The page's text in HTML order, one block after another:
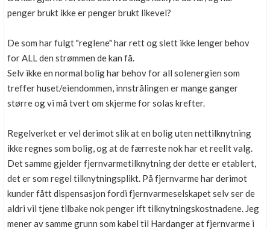
penger brukt ikke er penger brukt likevel?
De som har fulgt "reglene" har rett og slett ikke lenger behov
for ALL den strømmen de kan få.
Selv ikke en normal bolig har behov for all solenergien som
treffer huset/eiendommen, innstrålingen er mange ganger
større og vi må tvert om skjerme for solas krefter.
Regelverket er vel derimot slik at en bolig uten nettilknytning
ikke regnes som bolig, og at de færreste nok har et reellt valg.
Det samme gjelder fjernvarmetilknytning der dette er etablert,
det er som regel tilknytningsplikt. På fjernvarme har derimot
kunder fått dispensasjon fordi fjernvarmeselskapet selv ser de
aldri vil tjene tilbake nok penger ift tilknytningskostnadene. Jeg
mener av samme grunn som kabel til Hardanger at fjernvarme i